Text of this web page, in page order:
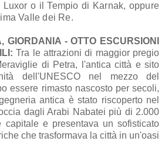
o il Tempio di Karnak, oppure
Valle dei Re.
- OTTO ESCURSIONI
Tra le attrazioni di maggior pregio
di Petra, l'antica città e sito
dell'UNESCO nel mezzo del
essere rimasto nascosto per secoli,
antica è stato riscoperto nel
dagli Arabi Nabatei più di 2.000
capitale e presentava un sofisticato
che trasformava la città in un'oasi